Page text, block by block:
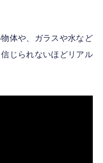
体や、ガラスや水など
じられないほどリアル